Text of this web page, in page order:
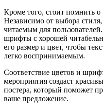
Кроме того, стоит помнить
Независимо от выбора
читаемым для
шрифты с хорошей
его размер и цвет, чтобы
легко воспринимаемым.
Соответствие цветов и
мероприятия создаст
постера, который поможет
ваше предложение.